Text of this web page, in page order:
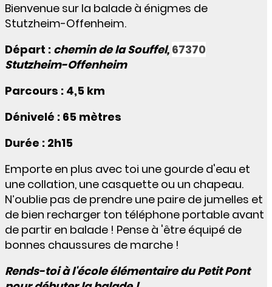
Bienvenue sur la balade à énigmes de
Stutzheim-Offenheim.
Départ : chemin de la Souffel, 67370
Stutzheim-Offenheim
Parcours : 4,5 km
Dénivelé : 65 mètres
Durée : 2h15
Emporte en plus avec toi une gourde d'eau et
une collation, une casquette ou un chapeau.
N’oublie pas de prendre une paire de jumelles et
de bien recharger ton téléphone portable avant
de partir en balade ! Pense à 'être équipé de
bonnes chaussures de marche !
Rends-toi à l'école élémentaire du Petit Pont